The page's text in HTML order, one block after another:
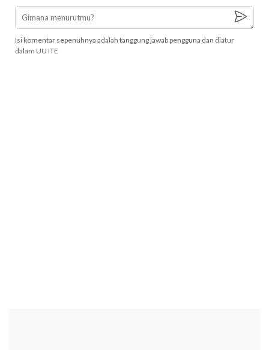
Isi komentar sepenuhnya adalah tanggung jawab pengguna dan diatur
dalam UU ITE